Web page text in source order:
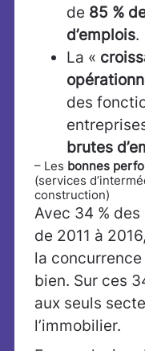
de 85 %
d’emplois.
La «
des
brutes
– Les bonnes
(services
construction)
Avec 34 %
de 2011 à
la
bien. Sur ces
aux seuls
l’immobilier.